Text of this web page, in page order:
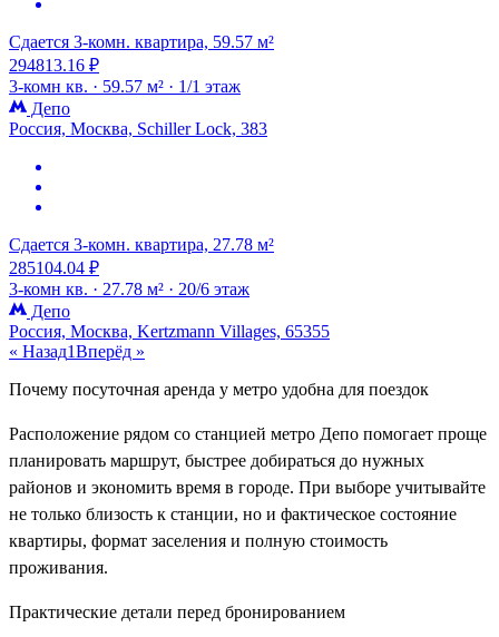
Сдается 3-комн. квартира, 59.57 м²
294813.16 ₽
3-комн кв. · 59.57 м² · 1/1 этаж
Депо
Россия, Москва, Schiller Lock, 383
Сдается 3-комн. квартира, 27.78 м²
285104.04 ₽
3-комн кв. · 27.78 м² · 20/6 этаж
Депо
Россия, Москва, Kertzmann Villages, 65355
« Назад1Вперёд »
Почему посуточная аренда у метро удобна для поездок
Расположение рядом со станцией метро Депо помогает проще
планировать маршрут, быстрее добираться до нужных
районов и экономить время в городе. При выборе учитывайте
не только близость к станции, но и фактическое состояние
квартиры, формат заселения и полную стоимость
проживания.
Практические детали перед бронированием